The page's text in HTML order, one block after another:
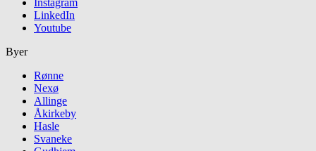
Instagram
LinkedIn
Youtube
Byer
Rønne
Nexø
Allinge
Åkirkeby
Hasle
Svaneke